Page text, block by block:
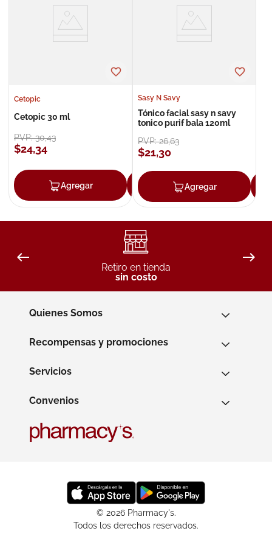
Cetopic
Cetopic 30 ml
PVP:30,43
$24,34
Agregar Agregar
Sasy N Savy
Tónico facial sasy n savy
tonico purif bala 120ml
PVP:26,63
$21,30
Agregar
Retiro en tienda
sin costo
Quienes Somos
Recompensas y promociones
Servicios
Convenios
© 2026 Pharmacy's.
Todos los derechos reservados.
roche posay
nivea